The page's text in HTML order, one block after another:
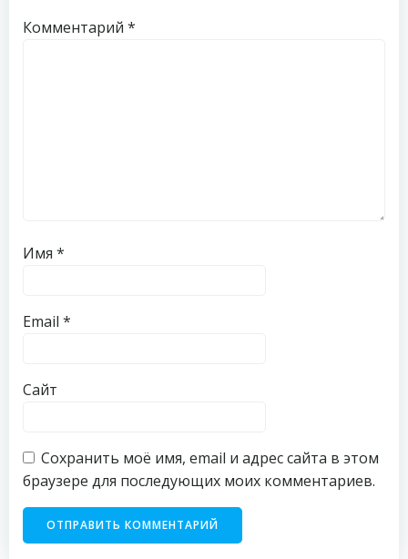
Комментарий *
Имя *
Email *
Сайт
Сохранить моё имя, email и адрес сайта в этом
браузере для последующих моих комментариев.